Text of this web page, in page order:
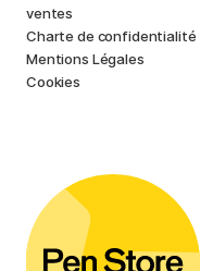
ventes
Charte de confidentialité
Mentions Légales
Cookies